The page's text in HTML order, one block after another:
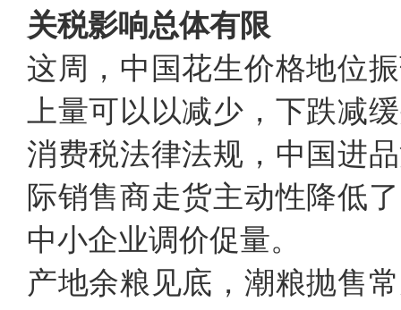
关税影响总体有限
这周，中国花生价格地位
上量可以以减少，下跌减
消费税法律法规，中国进
际销售商走货主动性降低
中小企业调价促量。
产地余粮见底，潮粮抛售